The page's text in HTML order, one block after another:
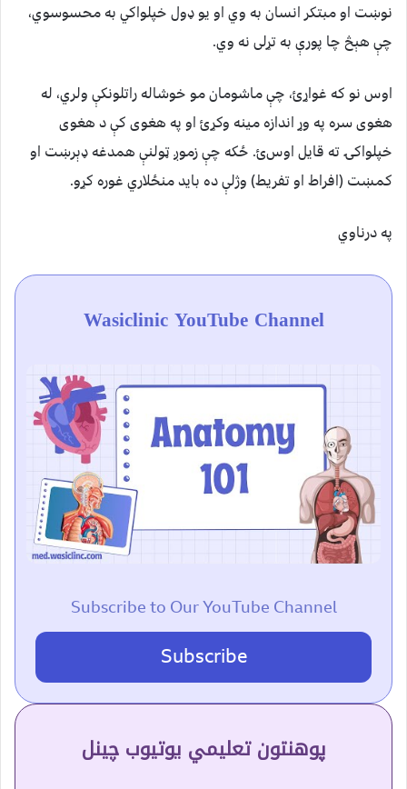
نوښت او مبتکر انسان به وي او يو ډول خپلواکي به محسوسوي،
چې هېڅ چا پورې به تړلی نه وي.
اوس نو که غواړﺉ، چې ماشومان مو خوشاله راتلونکې ولري، له
هغوی سره په وړ اندازه مينه وکړﺉ او په هغوی کې د هغوی
خپلواکۍ ته قايل اوسﺉ. ځکه چې زموږ ټولنې همدغه ډېرښت او
کمښت (افراط او تفريط) وژلې ده بايد منځلاري غوره کړو.
په درناوي
Wasiclinic YouTube Channel
Subscribe to Our YouTube Channel
Subscribe
پوهنتون تعلیمي یوتیوب چینل